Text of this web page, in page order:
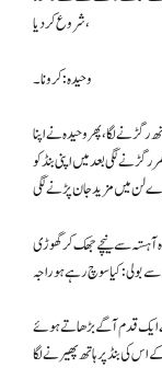
شروع کردیا،
وحیدہ: کرو نا۔
لگا، پھر وحیدہ نے اپنا
لگی بعد میں اپنی بنڈ کو
وہ آہستہ سے نیچے جھک کر گھوڑی
سے بولی: کیا سوچ رہے ہو راجہ
نے ایک قدم آگے بڑھاتے ہوئے
اس کی بنڈ پر ہاتھ پھیرنے لگا